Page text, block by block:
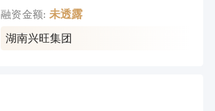
融资金额: 未透露
湖南兴旺集团